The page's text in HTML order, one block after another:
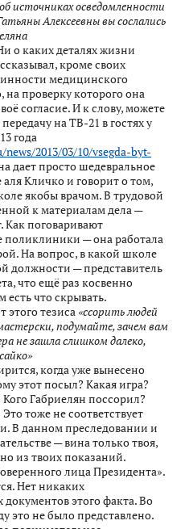
источниках осведомленности
Алексеевны вы сослались
о каких деталях жизни
кроме своих
медицинского
на проверку которого она
согласие. И к слову, можете
на ТВ-21 в гостях у
года
2013/03/10/vsegda-byt-
дает просто шедевральное
Кличко и говорит о том,
якобы врачом. В трудовой
к материалам дела —
Как поговаривают
поликлиники — она работала
На вопрос, в какой школе
должности — представитель
что ещё раз косвенно
есть что скрывать.
этого тезиса«ссорить людей
подумайте, зачем вам
не зашла слишком далеко,
когда уже вынесено
этот посыл? Какая игра?
Кого Габриелян поссорил?
тоже не соответствует
В данном преследовании и
— вина только твоя,
из твоих показаний.
лица Президента».
Нет никаких
этого факта. Во
это не было представлено.